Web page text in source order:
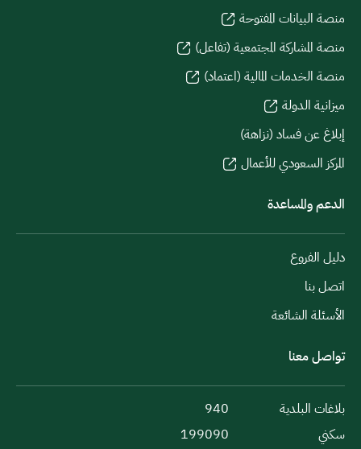
منصة البيانات المفتوحة
منصة المشاركة المجتمعية (تفاعل)
منصة الخدمات المالية (اعتماد)
ميزانية الدولة
إبلاغ عن فساد (نزاهة)
المركز السعودي للأعمال
الدعم والمساعدة
دليل الفروع
اتصل بنا
الأسئلة الشائعة
تواصل معنا
بلاغات البلدية
940
سكني
199090